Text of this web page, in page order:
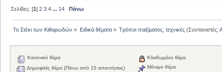
Σελίδες: [1]2 3 4 ... 14 Πάνω
Το Στέκι των Κιθαρωδών » Ειδικά θέματα» Τρόποι παιξίματος, τεχνικές(Συντονιστές:
Κανονικό θέμα
Δημοφιλές θέμα (Πάνω από 15 απαντήσεις)
Κλειδωμένο θέμα
Μόνιμο θέμα